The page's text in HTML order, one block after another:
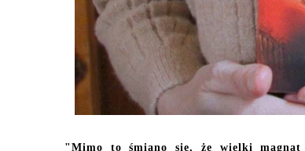
"Mimo to śmiano się, że wielki magnat